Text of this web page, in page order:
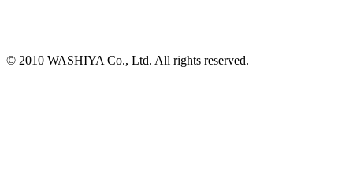
©️ 2010 WASHIYA Co., Ltd. All rights reserved.